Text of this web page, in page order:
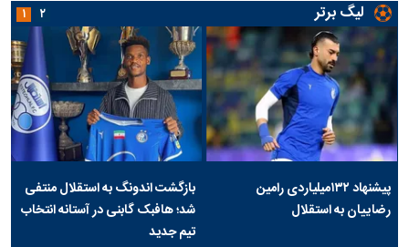
لیگ برتر
پیشنهاد ۱۳۲میلیاردی رامین
رضاییان به استقلال
بازگشت اندونگ به استقلال منتفی
شد؛ هافبک گابنی در آستانه انتخاب
تیم جدید
۱ ۲